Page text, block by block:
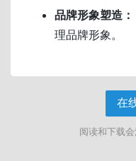
品牌形象塑造：
理品牌形象。
在
阅读和下载